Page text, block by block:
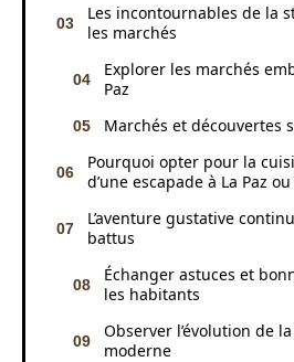
Les incontournables de la
les marchés
Explorer les marchés
Paz
Marchés et découvertes
Pourquoi opter pour la
d’une escapade à La Paz
L’aventure gustative
battus
Échanger astuces et
les habitants
Observer l’évolution de
moderne